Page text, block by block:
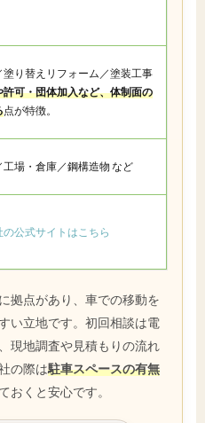
り替えリフォーム／塗装工事
可・団体加入など、体制面の
点が特徴。
場・倉庫／鋼構造物 など
公式サイトはこちら
拠点があり、車での移動を
い立地です。初回相談は電
現地調査や見積もりの流れ
の際は駐車スペースの有無
おくと安心です。